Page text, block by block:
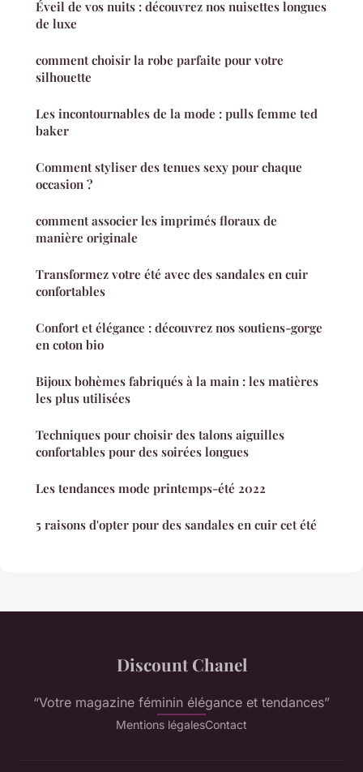
Éveil de vos nuits : découvrez nos nuisettes longues
de luxe
comment choisir la robe parfaite pour votre
silhouette
Les incontournables de la mode : pulls femme ted
baker
Comment styliser des tenues sexy pour chaque
occasion ?
comment associer les imprimés floraux de
manière originale
Transformez votre été avec des sandales en cuir
confortables
Confort et élégance : découvrez nos soutiens-gorge
en coton bio
Bijoux bohèmes fabriqués à la main : les matières
les plus utilisées
Techniques pour choisir des talons aiguilles
confortables pour des soirées longues
Les tendances mode printemps-été 2022
5 raisons d'opter pour des sandales en cuir cet été
Discount Chanel
“Votre magazine féminin élégance et tendances”
Mentions légalesContact